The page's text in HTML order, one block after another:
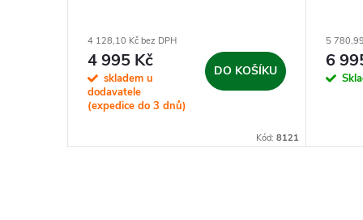
4 128,10 Kč bez DPH
4 995 Kč
skladem u
dodavatele
(expedice do 3 dnů)
DO KOŠÍKU
Kód: 8121
5
6